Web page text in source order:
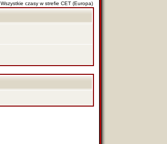
Wszystkie czasy w strefie CET (Europa)